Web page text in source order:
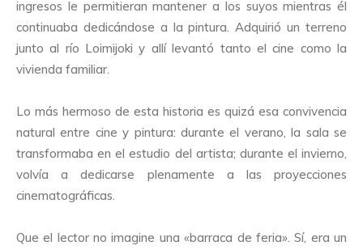
ingresos le permitieran mantener a los suyos mientras él
continuaba dedicándose a la pintura. Adquirió un terreno
junto al río Loimijoki y allí levantó tanto el cine como la
vivienda familiar.
Lo más hermoso de esta historia es quizá esa convivencia
natural entre cine y pintura: durante el verano, la sala se
transformaba en el estudio del artista; durante el invierno,
volvía a dedicarse plenamente a las proyecciones
cinematográficas.
Que el lector no imagine una «barraca de feria». Sí, era un